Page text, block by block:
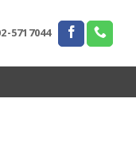
5717044